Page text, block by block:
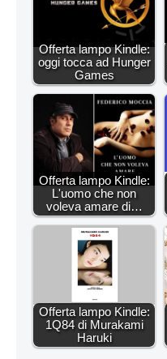
Offerta lampo Kindle:
oggi tocca ad Hunger
Games
Offerta lampo Kindle:
L'uomo che non
voleva amare di…
Offerta lampo Kindle:
1Q84 di Murakami
Haruki